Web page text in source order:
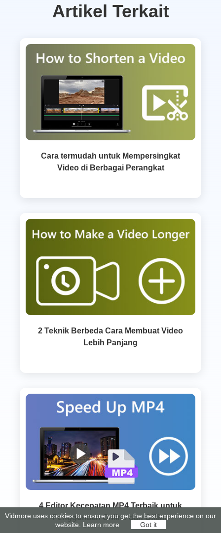
Artikel Terkait
Cara termudah untuk Mempersingkat
Video di Berbagai Perangkat
2 Teknik Berbeda Cara Membuat Video
Lebih Panjang
4 Editor Kecepatan MP4 Terbaik untuk
Penggunaan Online dan Offline
Vidmore uses cookies to ensure you get the best experience on our
website. Learn more Got it